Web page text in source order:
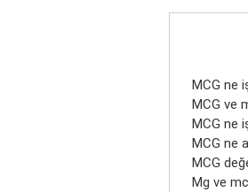
MCG ne
MCG ve
MCG ne
MCG ne
MCG
Mg ve